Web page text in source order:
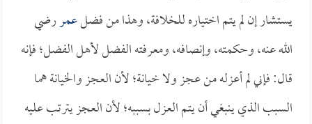
يستشار إن لم يتم اختياره للخلافة، وهذا من فضلعمررضي
الله عنه، وحكمته، وإنصافه، ومعرفته الفضل لأهل الفضل؛ فإنه
قال: فإني لم أعزله من عجز ولا خيانة؛ لأن العجز والخيانة هما
السبب الذي ينبغي أن يتم العزل بسببه؛ لأن العجز يترتب عليه